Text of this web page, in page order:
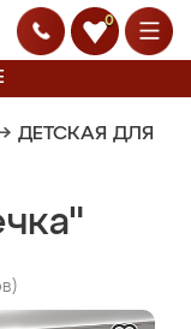
0
ДЕТСКАЯ ДЛЯ